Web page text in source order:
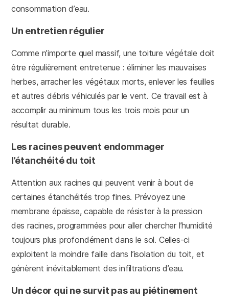
consommation d’eau.
Un entretien régulier
Comme n’importe quel massif, une toiture végétale doit
être régulièrement entretenue : éliminer les mauvaises
herbes, arracher les végétaux morts, enlever les feuilles
et autres débris véhiculés par le vent. Ce travail est à
accomplir au minimum tous les trois mois pour un
résultat durable.
Les racines peuvent endommager
l’étanchéité du toit
Attention aux racines qui peuvent venir à bout de
certaines étanchéités trop fines. Prévoyez une
membrane épaisse, capable de résister à la pression
des racines, programmées pour aller chercher l’humidité
toujours plus profondément dans le sol. Celles-ci
exploitent la moindre faille dans l’isolation du toit, et
génèrent inévitablement des infiltrations d’eau.
Un décor qui ne survit pas au piétinement